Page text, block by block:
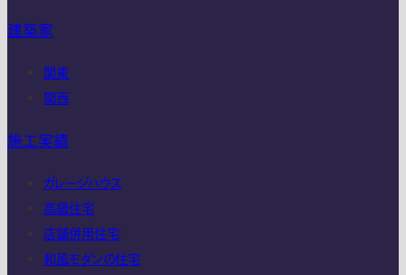
建築家
関東
関西
施工実績
ガレージハウス
高級住宅
店舗併用住宅
和風モダンの住宅